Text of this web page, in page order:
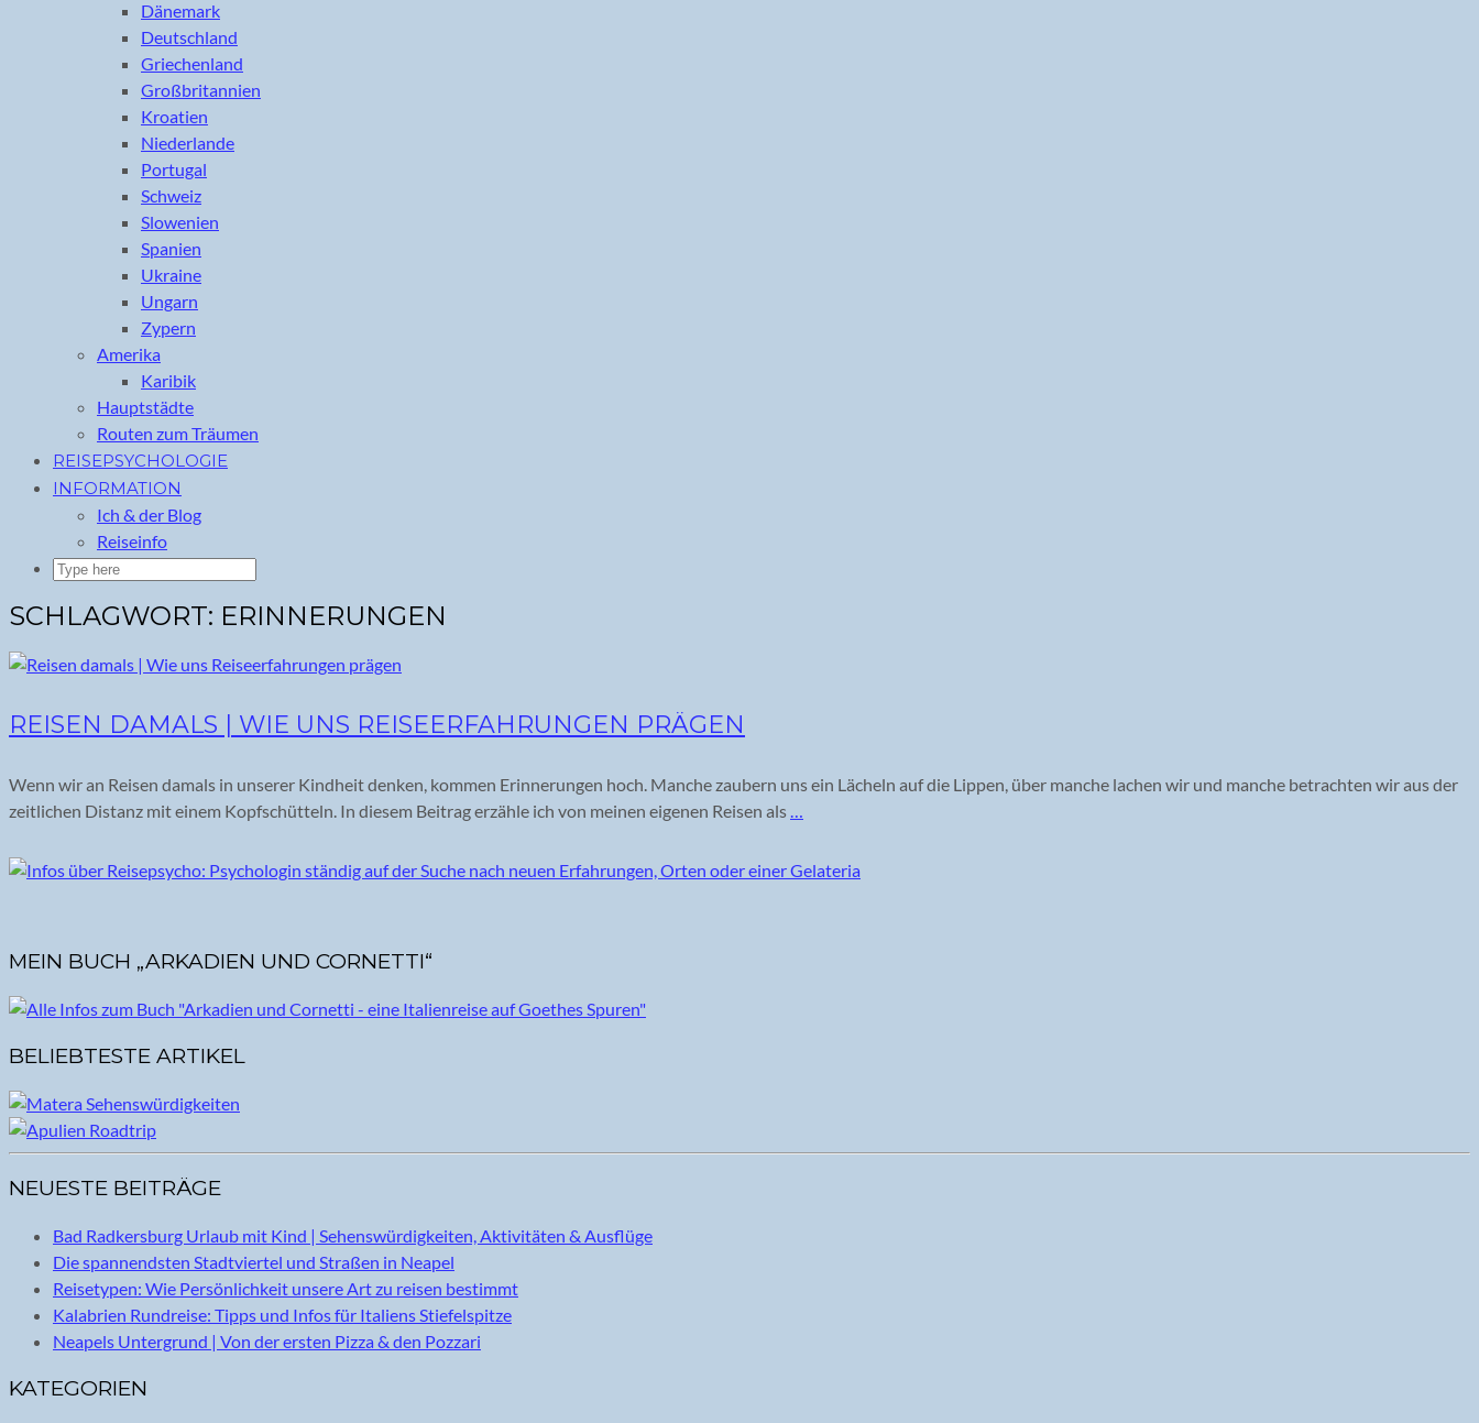
Dänemark
Deutschland
Griechenland
Großbritannien
Kroatien
Niederlande
Portugal
Schweiz
Slowenien
Spanien
Ukraine
Ungarn
Zypern
Amerika
Karibik
Hauptstädte
Routen zum Träumen
REISEPSYCHOLOGIE
INFORMATION
Ich & der Blog
Reiseinfo
SCHLAGWORT: ERINNERUNGEN
REISEN DAMALS | WIE UNS REISEERFAHRUNGEN PRÄGEN
Wenn wir an Reisen damals in unserer Kindheit denken, kommen Erinnerungen hoch. Manche zaubern uns ein Lächeln auf die Lippen, über manche lachen wir und manche betrachten wir aus der
zeitlichen Distanz mit einem Kopfschütteln. In diesem Beitrag erzähle ich von meinen eigenen Reisen als
MEIN BUCH „ARKADIEN UND CORNETTI“
BELIEBTESTE ARTIKEL
NEUESTE BEITRÄGE
Bad Radkersburg Urlaub mit Kind | Sehenswürdigkeiten, Aktivitäten & Ausflüge
Die spannendsten Stadtviertel und Straßen in Neapel
Reisetypen: Wie Persönlichkeit unsere Art zu reisen bestimmt
Kalabrien Rundreise: Tipps und Infos für Italiens Stiefelspitze
Neapels Untergrund | Von der ersten Pizza & den Pozzari
KATEGORIEN